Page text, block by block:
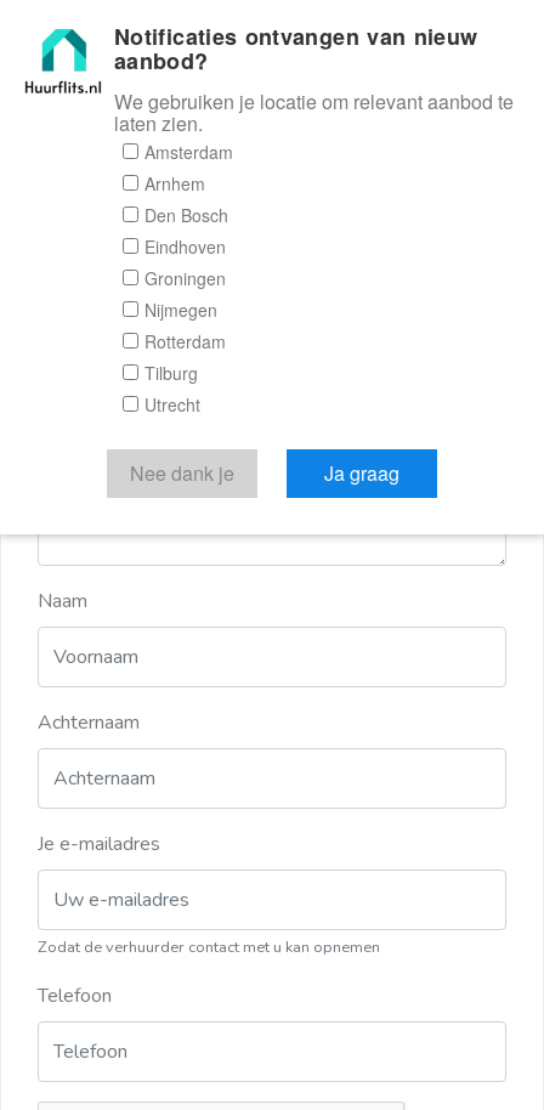
Huurflits
Reactieformulier
Huurflits
Verstuur je bericht
Door een bericht te sturen kom je in contact met de
aanbieder of makelaar van de woning.
Naam
Achternaam
Je e-mailadres
Zodat de verhuurder contact met u kan opnemen
Telefoon
Notificaties ontvangen van nieuw
aanbod?
We gebruiken je locatie om relevant aanbod te
laten zien.
Amsterdam
Arnhem
Den Bosch
Eindhoven
Groningen
Nijmegen
Rotterdam
Tilburg
Utrecht
Nee dank je Ja graag